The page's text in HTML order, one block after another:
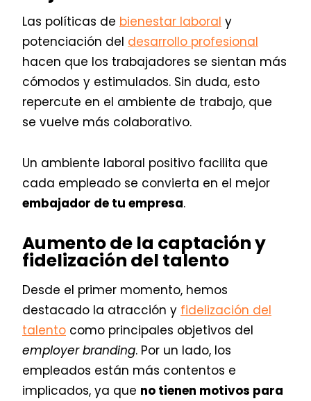
Las políticas de bienestar laboral y
potenciación del desarrollo profesional
hacen que los trabajadores se sientan más
cómodos y estimulados. Sin duda, esto
repercute en el ambiente de trabajo, que
se vuelve más colaborativo.
Un ambiente laboral positivo facilita que
cada empleado se convierta en el mejor
embajador de tu empresa.
Aumento de la captación y
fidelización del talento
Desde el primer momento, hemos
destacado la atracción y fidelización del
talento como principales objetivos del
employer branding. Por un lado, los
empleados están más contentos e
implicados, ya que no tienen motivos para